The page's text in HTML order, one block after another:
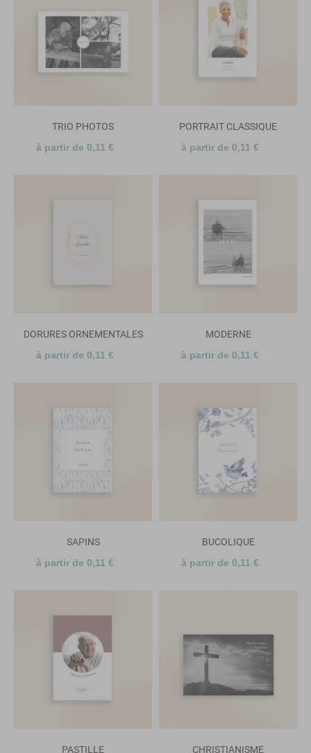
TRIO PHOTOS
à partir de 0,11 €
PORTRAIT CLASSIQUE
à partir de 0,11 €
DORURES ORNEMENTALES
à partir de 0,11 €
MODERNE
à partir de 0,11 €
SAPINS
à partir de 0,11 €
BUCOLIQUE
à partir de 0,11 €
PASTILLE
CHRISTIANISME